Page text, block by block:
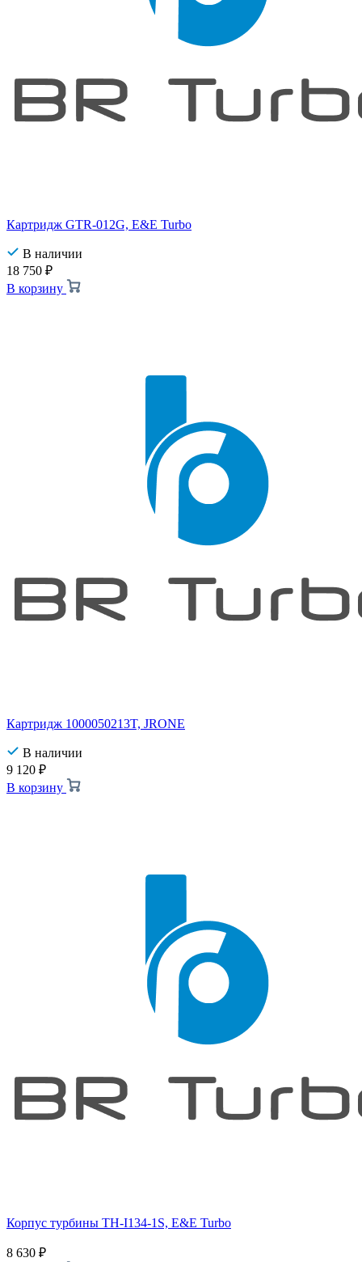
Картридж GTR-012G, E&E Turbo
В наличии
18 750 ₽
В корзину
Картридж 1000050213T, JRONE
В наличии
9 120 ₽
В корзину
Корпус турбины TH-I134-1S, E&E Turbo
8 630 ₽